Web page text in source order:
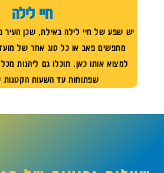
חיי לילה
מחפשים פאב או כל סוג אחר של
למצוא אותו כאן. תוכלו גם ליהנות
שפתוחות עד השעות הקטנות